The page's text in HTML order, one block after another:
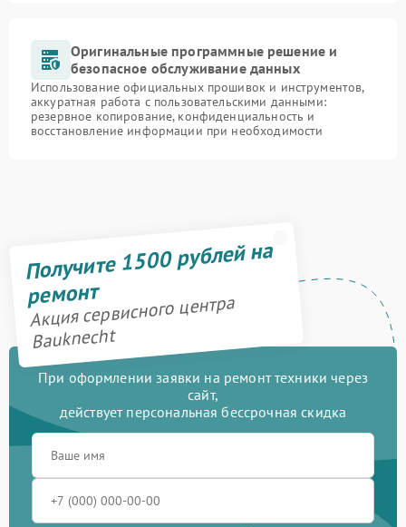
Оригинальные программные решение и
безопасное обслуживание данных
Использование официальных прошивок и инструментов,
аккуратная работа с пользовательскими данными:
резервное копирование, конфиденциальность и
восстановление информации при необходимости
Получите 1500 рублей на
ремонт
Акция сервисного центра
Bauknecht
При оформлении заявки на ремонт техники через
сайт,
действует персональная бессрочная скидка